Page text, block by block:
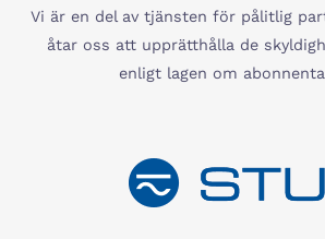
Vi är en del av tjänsten för pålitlig
åtar oss att upprätthålla de
enligt lagen om